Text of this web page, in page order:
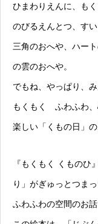
ひまわりえんに、も
のびるえんとつ、す
三角のおへや、ハー
の雲のおへや。
でもね、やっぱり、
もくもく ふわふわ、
楽しい「くもの日」の
『もくもく くものひ
り」がぎゅっとつまっ
ふわふわの空間のお話